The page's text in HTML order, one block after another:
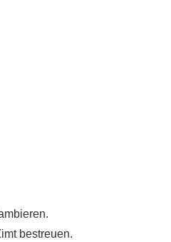
bestreuen.